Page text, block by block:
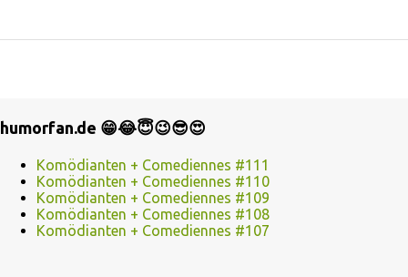
humorfan.de 😁😂😇😉😎😍
Komödianten + Comediennes #111
Komödianten + Comediennes #110
Komödianten + Comediennes #109
Komödianten + Comediennes #108
Komödianten + Comediennes #107